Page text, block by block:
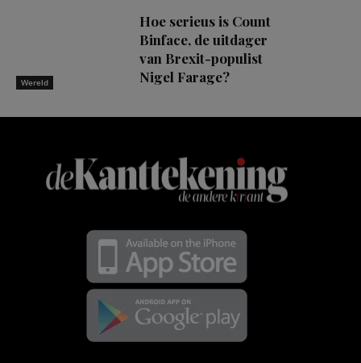
Wereld
Hoe serieus is Count
Binface, de uitdager
van Brexit-populist
Nigel Farage?